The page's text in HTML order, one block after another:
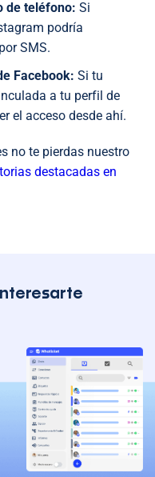
de teléfono: Si
podría
SMS.
Facebook: Si tu
a tu perfil de
el acceso desde ahí.
no te pierdas nuestro
destacadas en